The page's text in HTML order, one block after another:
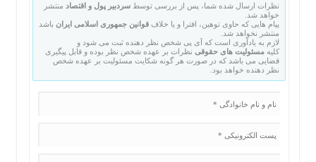
نظرات ارسال شده شما، پس از بررسی توسط سردبیر پول و اقتصاد منتشر
خواهد شد.
پیام هایی که حاوی توهین، افترا و یا خلاف قوانین جمهوری اسلامی ایران باشد
منتشر نخواهد شد.
لازم به یادآوری است که آی پی شخص نظر دهنده ثبت می شود و
کلیه مسئولیت های حقوقینظرات بر عهده شخص نظر بوده و قابل پیگیری
قضایی می باشد که در صورت هر گونه شکایت مسئولیت بر عهده شخص
نظر دهنده خواهد بود.